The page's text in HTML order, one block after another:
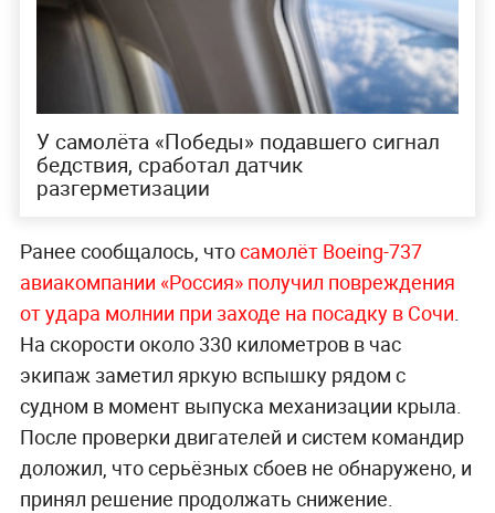
У самолёта «Победы» подавшего сигнал
бедствия, сработал датчик
разгерметизации
Ранее сообщалось, чтосамолёт Boeing-737
авиакомпании «Россия» получил повреждения
от удара молнии при заходе на посадку в Сочи.
На скорости около 330 километров в час
экипаж заметил яркую вспышку рядом с
судном в момент выпуска механизации крыла.
После проверки двигателей и систем командир
доложил, что серьёзных сбоев не обнаружено, и
принял решение продолжать снижение.